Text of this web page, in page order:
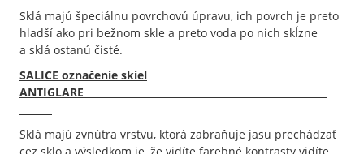
Sklá majú špeciálnu povrchovú úpravu, ich povrch je preto
hladší ako pri bežnom skle a preto voda po nich skĺzne
a sklá ostanú čisté.
SALICE označenie skiel
ANTIGLARE
Sklá majú zvnútra vrstvu, ktorá zabraňuje jasu prechádzať